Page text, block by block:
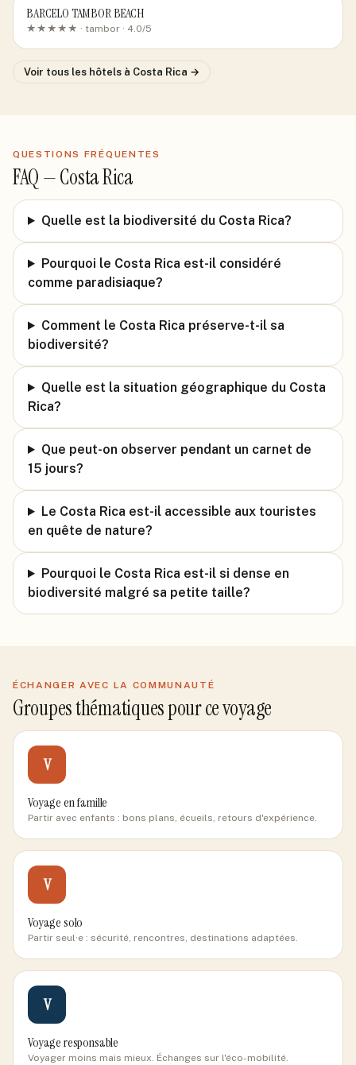
BARCELO TAMBOR BEACH
★★★★★ · tambor · 4.0/5
Voir tous les hôtels à Costa Rica →
QUESTIONS FRÉQUENTES
FAQ —Costa Rica
Quelle est la biodiversité du Costa Rica?
Pourquoi le Costa Rica est-il considéré
comme paradisiaque?
Comment le Costa Rica préserve-t-il sa
biodiversité?
Quelle est la situation géographique du Costa
Rica?
Que peut-on observer pendant un carnet de
15 jours?
Le Costa Rica est-il accessible aux touristes
en quête de nature?
Pourquoi le Costa Rica est-il si dense en
biodiversité malgré sa petite taille?
ÉCHANGER AVEC LA COMMUNAUTÉ
Groupes thématiques pour ce voyage
V
Voyage en famille
Partir avec enfants : bons plans, écueils, retours d'expérience.
V
Voyage solo
Partir seul·e : sécurité, rencontres, destinations adaptées.
V
Voyage responsable
Voyager moins mais mieux. Échanges sur l'éco-mobilité.